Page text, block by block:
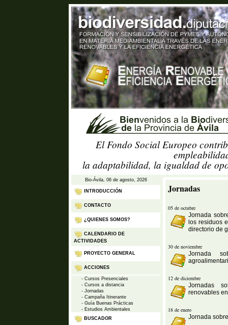
El Fondo Social Europeo
la adaptabilidad, la igualdad de
Bio-Ávila, 06 de agosto, 2026
INTRODUCCIÓN
CONTACTO
¿QUIENES SOMOS?
CALENDARIO DE
ACTIVIDADES
PROYECTO GENERAL
ACCIONES
- Cursos Presenciales
- Cursos a distancia
- Jornadas
- Campaña Itinerante
- Guía Buenas Prácticas
- Estudios Ambientales
BUSCADOR
Jornadas
05 de octubre
Jornada
los residuos
directorio de
30 de noviembre
Jornada
12 de diciembre
Jornadas
renovables
18 de enero
Jornada